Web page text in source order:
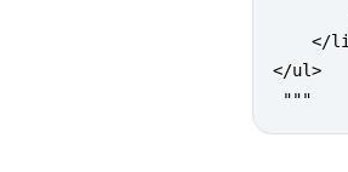
</
"""